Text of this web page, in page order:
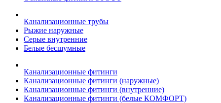
Канализационные трубы
Рыжие наружные
Серые внутренние
Белые бесшумные
Канализационные фитинги
Канализационные фитинги (наружные)
Канализационные фитинги (внутренние)
Канализационные фитинги (белые КОМФОРТ)